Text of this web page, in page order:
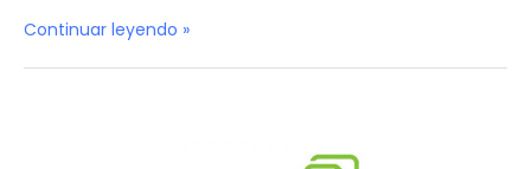
Continuar leyendo »